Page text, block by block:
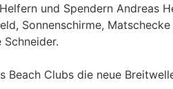
und Spendern Andreas
Sonnenschirme,
Clubs die neue